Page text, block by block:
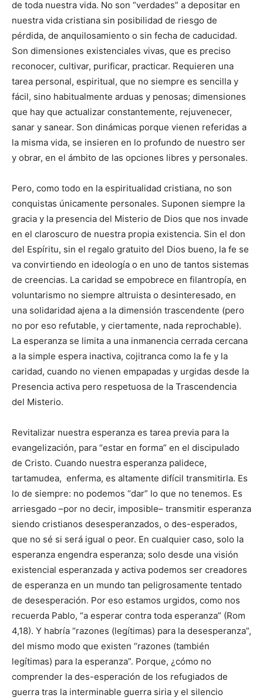
de toda nuestra vida. No son “verdades” a depositar en
nuestra vida cristiana sin posibilidad de riesgo de
pérdida, de anquilosamiento o sin fecha de caducidad.
Son dimensiones existenciales vivas, que es preciso
reconocer, cultivar, purificar, practicar. Requieren una
tarea personal, espiritual, que no siempre es sencilla y
fácil, sino habitualmente arduas y penosas; dimensiones
que hay que actualizar constantemente, rejuvenecer,
sanar y sanear. Son dinámicas porque vienen referidas a
la misma vida, se insieren en lo profundo de nuestro ser
y obrar, en el ámbito de las opciones libres y personales.
Pero, como todo en la espiritualidad cristiana, no son
conquistas únicamente personales. Suponen siempre la
gracia y la presencia del Misterio de Dios que nos invade
en el claroscuro de nuestra propia existencia. Sin el don
del Espíritu, sin el regalo gratuito del Dios bueno, la fe se
va convirtiendo en ideología o en uno de tantos sistemas
de creencias. La caridad se empobrece en filantropía, en
voluntarismo no siempre altruista o desinteresado, en
una solidaridad ajena a la dimensión trascendente (pero
no por eso refutable, y ciertamente, nada reprochable).
La esperanza se limita a una inmanencia cerrada cercana
a la simple espera inactiva, cojitranca como la fe y la
caridad, cuando no vienen empapadas y urgidas desde la
Presencia activa pero respetuosa de la Trascendencia
del Misterio.
Revitalizar nuestra esperanza es tarea previa para la
evangelización, para “estar en forma” en el discipulado
de Cristo. Cuando nuestra esperanza palidece,
tartamudea, enferma, es altamente difícil transmitirla. Es
lo de siempre: no podemos “dar” lo que no tenemos. Es
arriesgado –por no decir, imposible– transmitir esperanza
siendo cristianos desesperanzados, o des-esperados,
que no sé si será igual o peor. En cualquier caso, solo la
esperanza engendra esperanza; solo desde una visión
existencial esperanzada y activa podemos ser creadores
de esperanza en un mundo tan peligrosamente tentado
de desesperación. Por eso estamos urgidos, como nos
recuerda Pablo, “a esperar contra toda esperanza” (Rom
4,18). Y habría “razones (legítimas) para la desesperanza”,
del mismo modo que existen “razones (también
legítimas) para la esperanza”. Porque, ¿cómo no
comprender la des-esperación de los refugiados de
guerra tras la interminable guerra siria y el silencio